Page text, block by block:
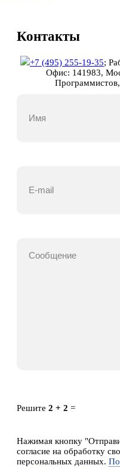
Контакты
+7 (495) 255-19-35;
Офис: 141983,
Решите 2 + 2 =
Нажимая кнопку
согласие на обработку
персональных данных.